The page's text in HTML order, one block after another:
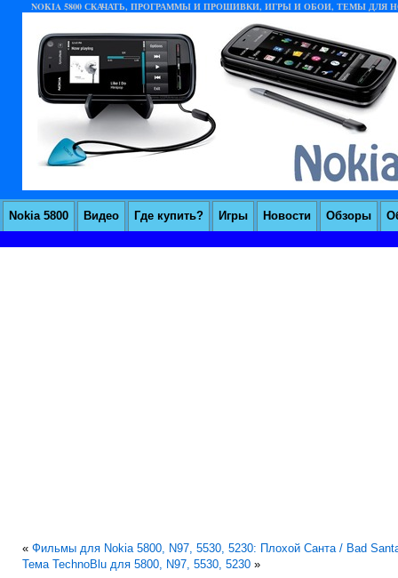
NOKIA 5800 СКАЧАТЬ, ПРОГРАММЫ И ПРОШИВКИ, ИГРЫ И ОБОИ, ТЕМЫ ДЛЯ
Nokia 5800 Видео Где купить? Игры Новости Обзоры
« Фильмы для Nokia 5800, N97, 5530, 5230: Плохой Санта / Bad
Тема TechnoBlu для 5800, N97, 5530, 5230 »